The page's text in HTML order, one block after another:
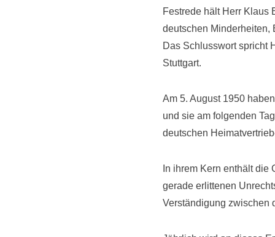
Festrede hält Herr Klaus
deutschen Minderheiten,
Das Schlusswort spricht
Stuttgart.
Am 5. August 1950
und sie am folgenden
deutschen
In ihrem Kern enthält die
gerade erlittenen
Verständigung zwischen